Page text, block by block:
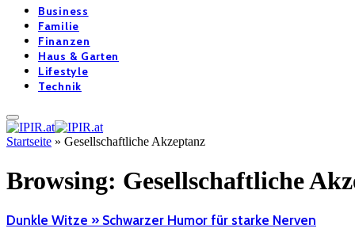
Business
Familie
Finanzen
Haus & Garten
Lifestyle
Technik
Startseite » Gesellschaftliche Akzeptanz
Browsing: Gesellschaftliche
Dunkle Witze » Schwarzer Humor für starke Nerven